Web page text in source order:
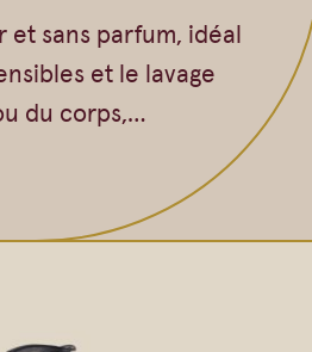
et sans parfum, idéal
et le lavage
du corps,…